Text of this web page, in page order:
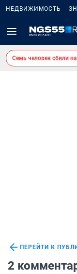
НЕДВИЖИМОСТЬ
Семь человек сбили
ПЕРЕЙТИ К
2